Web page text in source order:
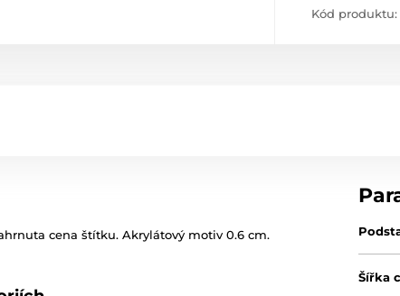
Kód produktu:
cena štítku. Akrylátový motiv 0.6 cm.
Šířka